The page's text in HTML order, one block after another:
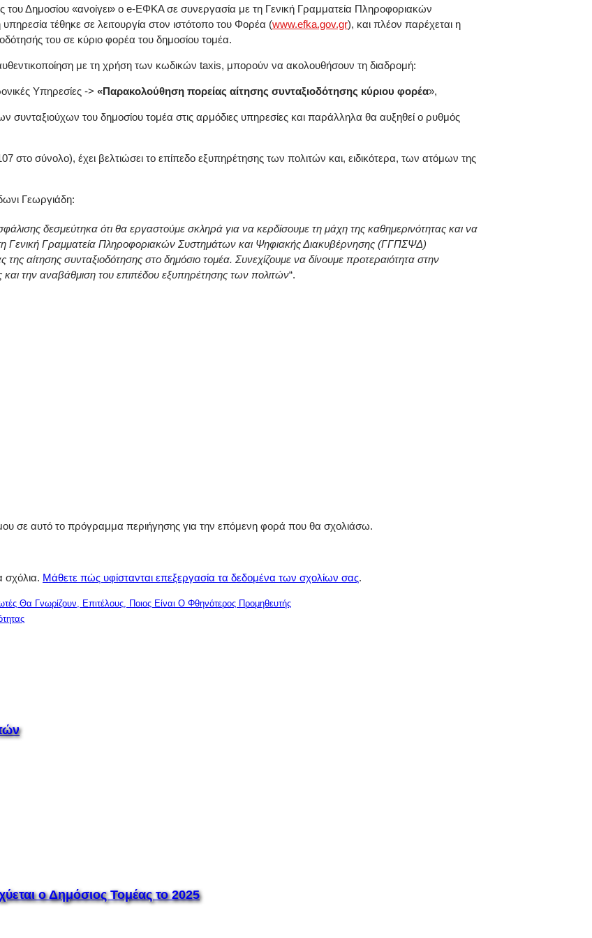
Δημοσίου «ανοίγει» ο e-ΕΦΚΑ σε συνεργασία με τη Γενική Γραμματεία Πληροφοριακών
τέθηκε σε λειτουργία στον ιστότοπο του Φορέα (www.efka.gov.gr), και πλέον παρέχεται η
του σε κύριο φορέα του δημοσίου τομέα.
με τη χρήση των κωδικών taxis, μπορούν να ακολουθήσουν τη διαδρομή:
Υπηρεσίες -> «Παρακολούθηση πορείας αίτησης συνταξιοδότησης κύριου φορέα»,
συνταξιούχων του δημοσίου τομέα στις αρμόδιες υπηρεσίες και παράλληλα θα αυξηθεί ο ρυθμός
σύνολο), έχει βελτιώσει το επίπεδο εξυπηρέτησης των πολιτών και, ειδικότερα, των ατόμων της
Γεωργιάδη:
δεσμεύτηκα ότι θα εργαστούμε σκληρά για να κερδίσουμε τη μάχη της καθημερινότητας και να
Γενική Γραμματεία Πληροφοριακών Συστημάτων και Ψηφιακής Διακυβέρνησης (ΓΓΠΣΨΔ)
αίτησης συνταξιοδότησης στο δημόσιο τομέα. Συνεχίζουμε να δίνουμε προτεραιότητα στην
την αναβάθμιση του επιπέδου εξυπηρέτησης των πολιτών“.
σε αυτό το πρόγραμμα περιήγησης για την επόμενη φορά που θα σχολιάσω.
σχόλια. Μάθετε πώς υφίστανται επεξεργασία τα δεδομένα των σχολίων σας.
Θα Γνωρίζουν, Επιτέλους, Ποιος Είναι Ο Φθηνότερος Προμηθευτής
ο Δημόσιος Τομέας το 2025